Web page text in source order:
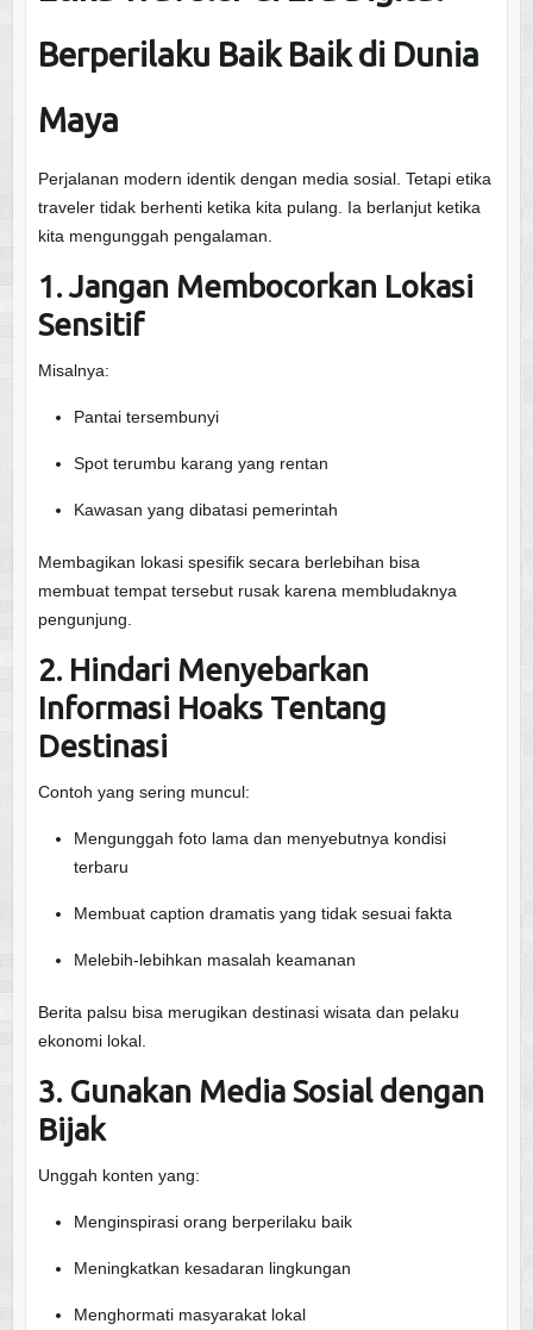
Berperilaku Baik Baik di Dunia
Maya
Perjalanan modern identik dengan media sosial. Tetapi etika
traveler tidak berhenti ketika kita pulang. Ia berlanjut ketika
kita mengunggah pengalaman.
1. Jangan Membocorkan Lokasi
Sensitif
Misalnya:
Pantai tersembunyi
Spot terumbu karang yang rentan
Kawasan yang dibatasi pemerintah
Membagikan lokasi spesifik secara berlebihan bisa
membuat tempat tersebut rusak karena membludaknya
pengunjung.
2. Hindari Menyebarkan
Informasi Hoaks Tentang
Destinasi
Contoh yang sering muncul:
Mengunggah foto lama dan menyebutnya kondisi
terbaru
Membuat caption dramatis yang tidak sesuai fakta
Melebih-lebihkan masalah keamanan
Berita palsu bisa merugikan destinasi wisata dan pelaku
ekonomi lokal.
3. Gunakan Media Sosial dengan
Bijak
Unggah konten yang:
Menginspirasi orang berperilaku baik
Meningkatkan kesadaran lingkungan
Menghormati masyarakat lokal